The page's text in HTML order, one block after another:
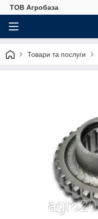
ТОВ Агробаза
Товари та послуги